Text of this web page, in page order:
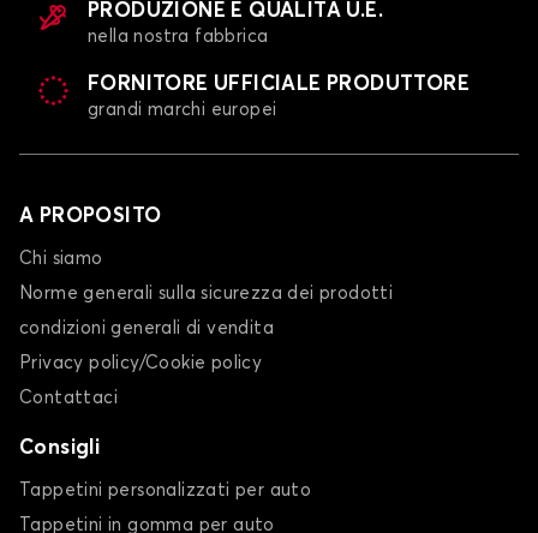
PRODUZIONE E QUALITÀ U.E.
nella nostra fabbrica
FORNITORE UFFICIALE PRODUTTORE
grandi marchi europei
A PROPOSITO
Chi siamo
Norme generali sulla sicurezza dei prodotti
condizioni generali di vendita
Privacy policy/Cookie policy
Contattaci
Consigli
Tappetini personalizzati per auto
Tappetini in gomma per auto